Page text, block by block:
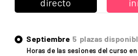
directo
Septiembre 5 plazas
Horas de las sesiones del curso